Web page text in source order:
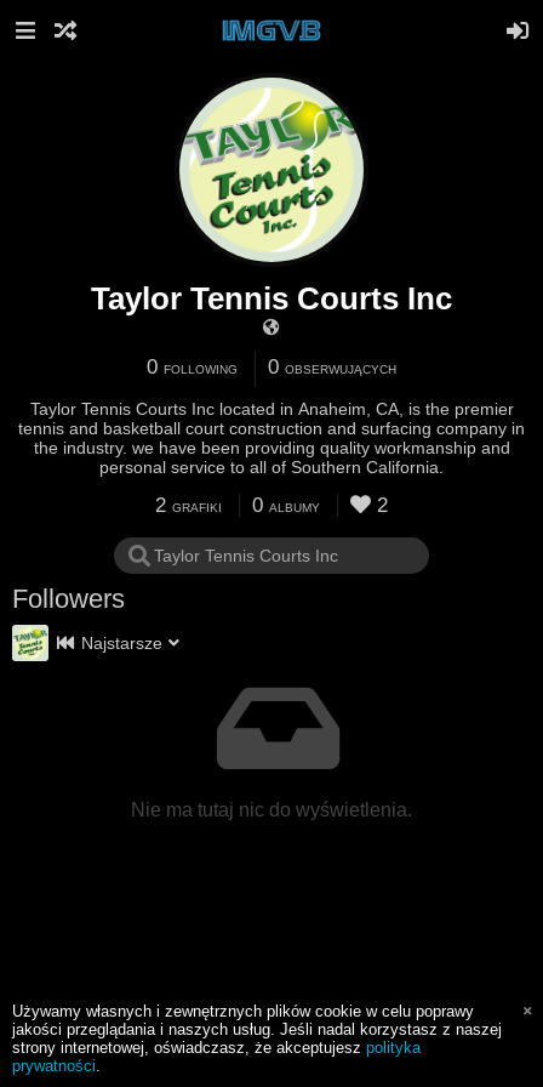
Taylor Tennis Courts Inc
0 FOLLOWING 0 OBSERWUJĄCYCH
Taylor Tennis Courts Inc located in Anaheim, CA, is the premier
tennis and basketball court construction and surfacing company in
the industry. we have been providing quality workmanship and
personal service to all of Southern California.
2 GRAFIKI 0 ALBUMY 2
Followers
Najstarsze
Nie ma tutaj nic do wyświetlenia.
Używamy własnych i zewnętrznych plików cookie w celu poprawy
jakości przeglądania i naszych usług. Jeśli nadal korzystasz z naszej
strony internetowej, oświadczasz, że akceptujesz polityka
prywatności.